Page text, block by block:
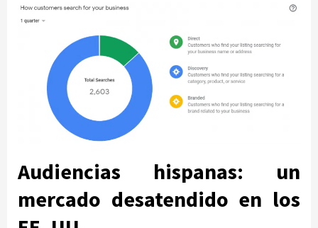
Audiencias hispanas: un
mercado desatendido en los